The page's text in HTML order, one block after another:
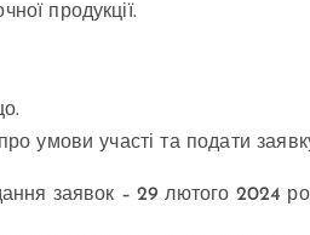
продукції.
умови участі та подати
заявок – 29 лютого 2024